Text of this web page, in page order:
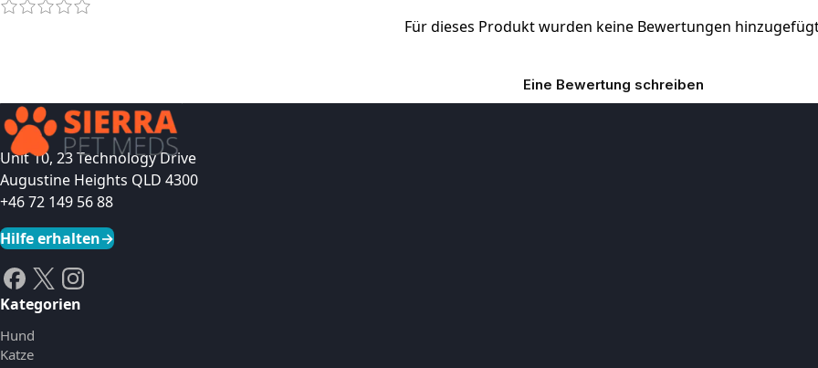
Für dieses Produkt wurden keine Bewertungen
Eine Bewertung schreiben
Unit 10, 23 Technology Drive
Augustine Heights QLD 4300
+46 72 149 56 88
Hilfe erhalten→
Kategorien
Hund
Katze